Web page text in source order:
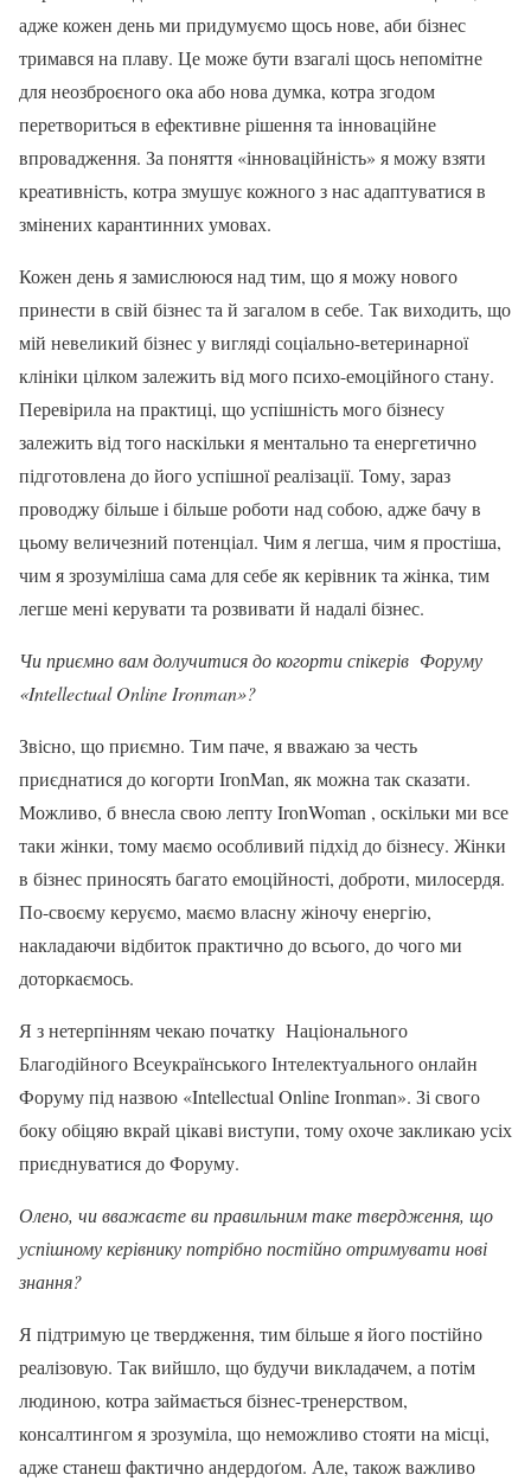
адже кожен день ми придумуємо щось нове, аби бізнес
тримався на плаву. Це може бути взагалі щось непомітне
для неозброєного ока або нова думка, котра згодом
перетвориться в ефективне рішення та інноваційне
впровадження. За поняття «інноваційність» я можу взяти
креативність, котра змушує кожного з нас адаптуватися в
змінених карантинних умовах.
Кожен день я замислююся над тим, що я можу нового
принести в свій бізнес та й загалом в себе. Так виходить, що
мій невеликий бізнес у вигляді соціально-ветеринарної
клініки цілком залежить від мого психо-емоційного стану.
Перевірила на практиці, що успішність мого бізнесу
залежить від того наскільки я ментально та енергетично
підготовлена до його успішної реалізації. Тому, зараз
проводжу більше і більше роботи над собою, адже бачу в
цьому величезний потенціал. Чим я легша, чим я простіша,
чим я зрозуміліша сама для себе як керівник та жінка, тим
легше мені керувати та розвивати й надалі бізнес.
Чи приємно вам долучитися до когорти спікерів Форуму
«Intellectual Online Ironman»?
Звісно, що приємно. Тим паче, я вважаю за честь
приєднатися до когорти IronMan, як можна так сказати.
Можливо, б внесла свою лепту IronWoman , оскільки ми все
таки жінки, тому маємо особливий підхід до бізнесу. Жінки
в бізнес приносять багато емоційності, доброти, милосердя.
По-своєму керуємо, маємо власну жіночу енергію,
накладаючи відбиток практично до всього, до чого ми
доторкаємось.
Я з нетерпінням чекаю початку Національного
Благодійного Всеукраїнського Інтелектуального онлайн
Форуму під назвою «Intellectual Online Ironman». Зі свого
боку обіцяю вкрай цікаві виступи, тому охоче закликаю усіх
приєднуватися до Форуму.
Олено, чи вважаєте ви правильним таке твердження, що
успішному керівнику потрібно постійно отримувати нові
знання?
Я підтримую це твердження, тим більше я його постійно
реалізовую. Так вийшло, що будучи викладачем, а потім
людиною, котра займається бізнес-тренерством,
консалтингом я зрозуміла, що неможливо стояти на місці,
адже станеш фактично андердоґом. Але, також важливо